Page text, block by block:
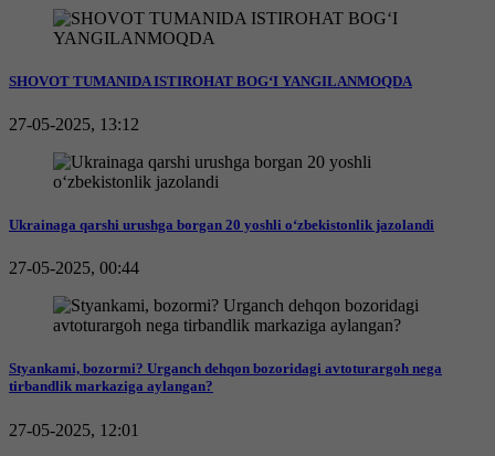
SHOVOT TUMANIDA ISTIROHAT BOG‘I YANGILANMOQDA
27-05-2025, 13:12
Ukrainaga qarshi urushga borgan 20 yoshli o‘zbekistonlik jazolandi
27-05-2025, 00:44
Styankami, bozormi? Urganch dehqon bozoridagi avtoturargoh nega
tirbandlik markaziga aylangan?
27-05-2025, 12:01